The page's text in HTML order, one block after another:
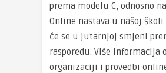
prema modelu C, odnosno
Online nastava u našoj
će se u jutarnjoj smjeni
rasporedu. Više informacija o
organizaciji i provedbi